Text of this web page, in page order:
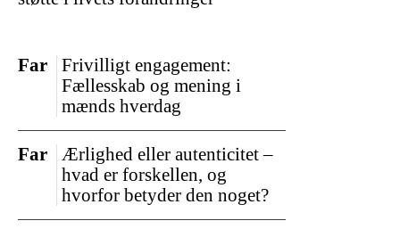
Frivilligt engagement:
Fællesskab og mening i
mænds hverdag
Far
Ærlighed eller autenticitet –
hvad er forskellen, og
hvorfor betyder den noget?
Far